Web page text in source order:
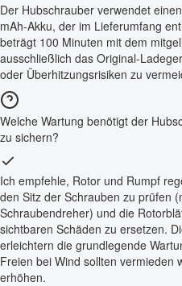
Der Hubschrauber verwendet
mAh-Akku, der im Lieferumfang
beträgt 100 Minuten mit dem
ausschließlich das Original-
oder Überhitzungsrisiken zu
Welche Wartung benötigt der
zu sichern?
Ich empfehle, Rotor und Rumpf
den Sitz der Schrauben zu prüfen
Schraubendreher) und die
sichtbaren Schäden zu ersetzen.
erleichtern die grundlegende
Freien bei Wind sollten vermieden
erhöhen.